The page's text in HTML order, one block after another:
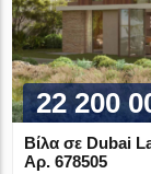
22 200
Βίλα σε Dubai
Αρ. 678505